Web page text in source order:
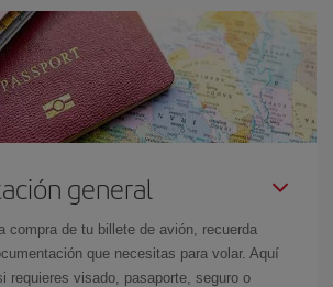
general
compra de tu billete de avión, recuerda
que necesitas para volar. Aquí
requieres visado, pasaporte, seguro o